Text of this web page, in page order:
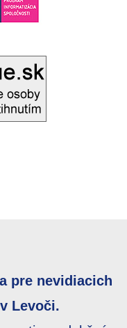
pre nevidiacich
Levoči.